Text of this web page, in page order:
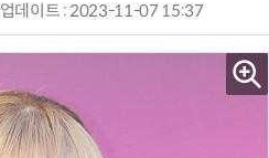
업데이트 : 2023-11-07 15:37